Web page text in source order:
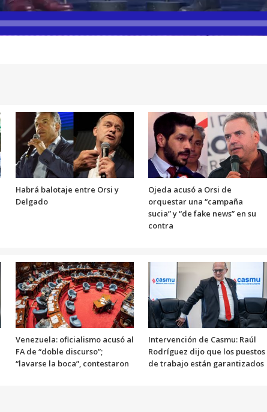
Habrá balotaje entre Orsi y
Delgado
Ojeda acusó a Orsi de
orquestar una “campaña
sucia” y “de fake news” en su
contra
Venezuela: oficialismo acusó al
FA de “doble discurso”;
“lavarse la boca”, contestaron
Intervención de Casmu: Raúl
Rodríguez dijo que los puestos
de trabajo están garantizados